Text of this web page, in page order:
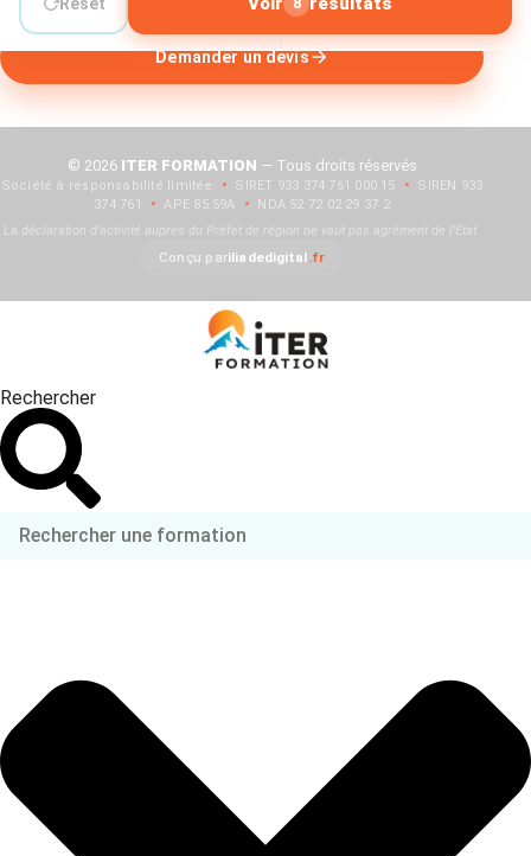
8
Demander un devis
© 2026 ITER FORMATION — Tous droits réservés
Société à responsabilité limitée • SIRET 933 374 761 000 15 •
SIREN 933
374 761
• APE 85.59A •
NDA 52 72 02 29 37 2
La déclaration d'activité auprès du Préfet de région ne vaut pas agrément de l'État.
Conçu pariliadedigital.fr
Rechercher